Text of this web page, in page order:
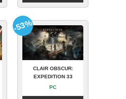
CLAIR OBSCUR:
EXPEDITION 33
PC
-53%